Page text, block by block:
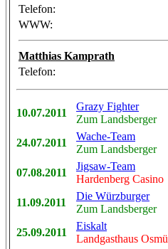
Telefon:
WWW:
Matthias Kamprath
Telefon:
10.07.2011
Grazy Fighter
Zum Landsberger
24.07.2011
Wache-Team
Zum Landsberger
07.08.2011
Jigsaw-Team
Hardenberg Casino
11.09.2011
Die Würzburger
Zum Landsberger
25.09.2011
Eiskalt
Landgasthaus